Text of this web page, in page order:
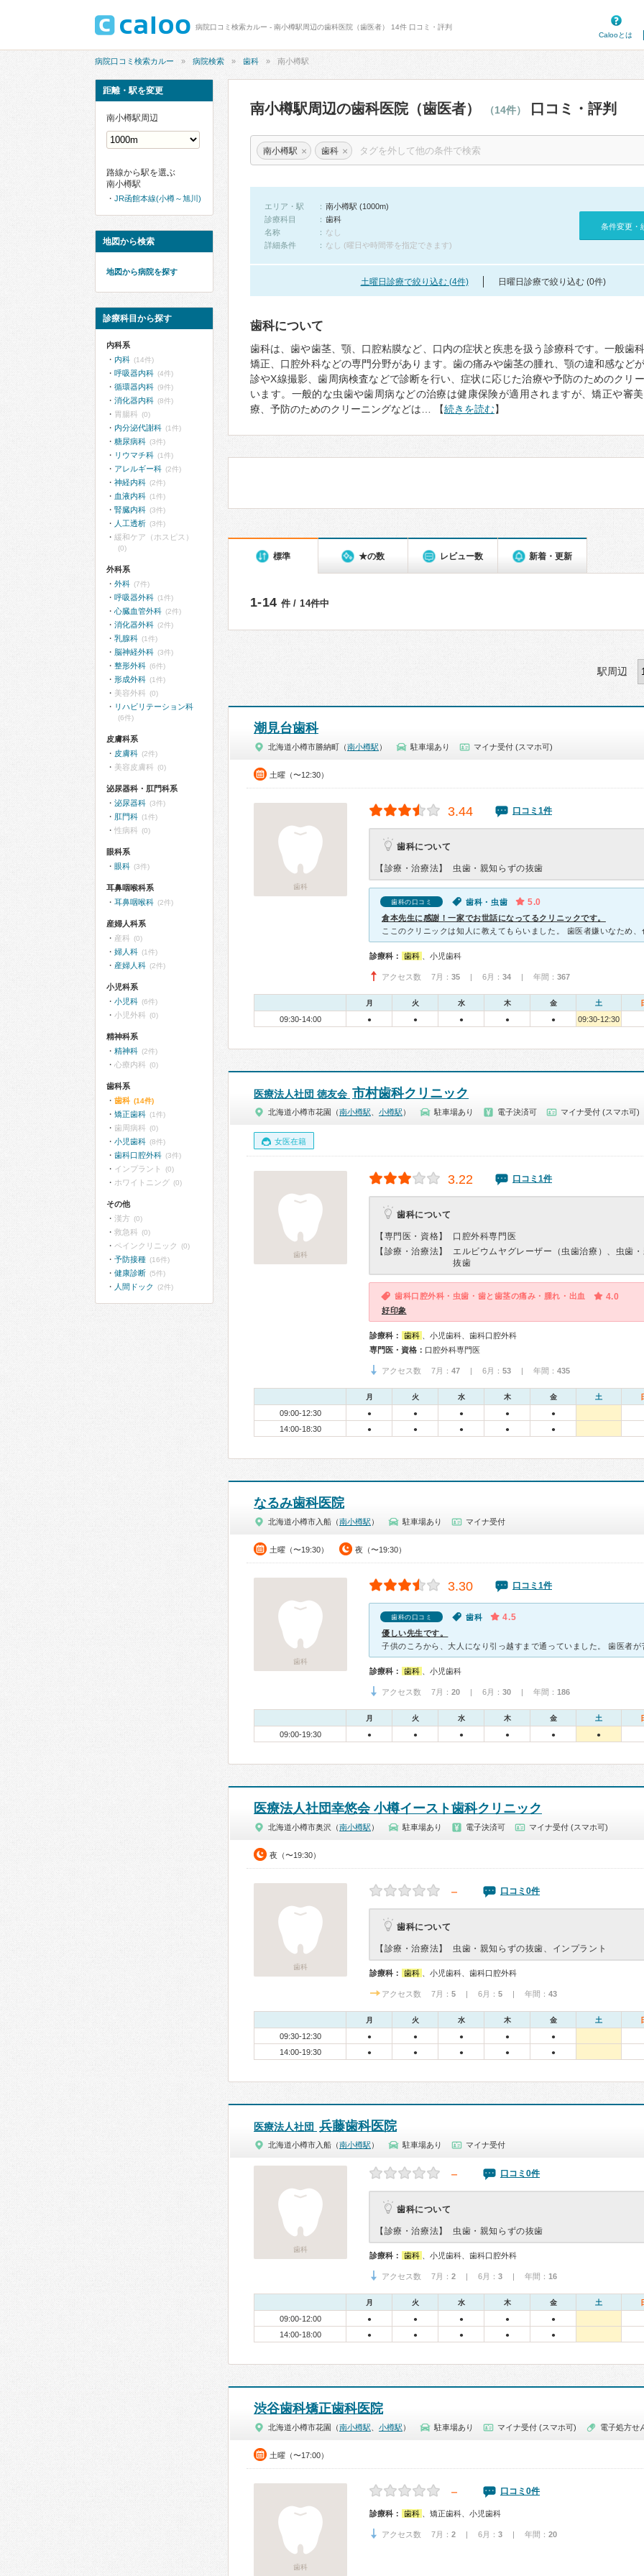
病院口コミ検索カルー - 南小樽駅周辺の歯科医院（歯医者） 14件 口コミ・評判
Calooとは
病院口コミ検索カルー 病院検索 歯科 南小樽駅
南小樽駅周辺の歯科医院（歯医者） （14件） 口コミ・評判
南小樽駅 × 歯科 ×
エリア・駅
南小樽駅 (1000m)
診療科目
歯科
名称
なし
詳細条件
なし (曜日や時間帯を指定できます)
条件変更・
土曜日診療で絞り込む (4件) 日曜日診療で絞り込む (0件)
歯科について
歯科は、歯や歯茎、顎、口腔粘膜など、口内の症状と疾患を扱う診療科です。一般歯
矯正、口腔外科などの専門分野があります。歯の痛みや歯茎の腫れ、顎の違和感など
診やX線撮影、歯周病検査などで診断を行い、症状に応じた治療や予防のためのクリ
います。一般的な虫歯や歯周病などの治療は健康保険が適用されますが、矯正や審
療、予防のためのクリーニングなどは… 【続きを読む】
標準 ★の数 レビュー数 新着・更新
1-14 件 / 14件中
駅周辺
潮見台歯科
北海道小樽市勝納町（南小樽駅 ） 駐車場あり マイナ受付 (スマホ可)
土曜（〜12:30）
歯科
3.44 口コミ1件
歯科について
【診療・治療法】 虫歯・親知らずの抜歯
歯科の口コミ 歯科・虫歯 5.0
倉本先生に感謝！一家でお世話になってるクリニックです。
診療科： 歯科 、小児歯科
アクセス数 7月： 35 | 6月： 34 | 年間： 367
月 火 水 木 金 土
09:30-14:00 ● ● ● ● ● 09:30-12:30
医療法人社団 徳友会 市村歯科クリニック
北海道小樽市花園（南小樽駅 小樽駅 ） 駐車場あり 電子決済可 マイナ受付 (スマホ可)
女医在籍
歯科
3.22 口コミ1件
歯科について
【専門医・資格】
口腔外科専門医
【診療・治療法】
エルビウムヤグレーザー（虫歯治療）、虫歯
抜歯
歯科口腔外科・虫歯・歯と歯茎の痛み・腫れ・出血 4.0
好印象
診療科： 歯科
、小児歯科、歯科口腔外科
専門医・資格： 口腔外科専門医
アクセス数 7月： 47 | 6月： 53 | 年間： 435
月 火 水 木 金 土
09:00-12:30 ● ● ● ● ●
14:00-18:30 ● ● ● ● ●
なるみ歯科医院
北海道小樽市入船（南小樽駅 ） 駐車場あり マイナ受付
土曜（〜19:30） 夜（〜19:30）
歯科
3.30 口コミ1件
歯科の口コミ 歯科 4.5
優しい先生です。
診療科： 歯科 、小児歯科
アクセス数 7月： 20 | 6月： 30 | 年間： 186
月 火 水 木 金 土
09:00-19:30 ● ● ● ● ● ●
医療法人社団幸悠会 小樽イースト歯科クリニック
北海道小樽市奥沢（南小樽駅 ） 駐車場あり 電子決済可 マイナ受付 (スマホ可)
夜（〜19:30）
歯科
－ 口コミ0件
歯科について
【診療・治療法】 虫歯・親知らずの抜歯、インプラント
診療科： 歯科 、小児歯科、歯科口腔外科
アクセス数 7月： 5 | 6月： 5 | 年間： 43
月 火 水 木 金 土
09:30-12:30 ● ● ● ● ●
14:00-19:30 ● ● ● ● ●
医療法人社団 兵藤歯科医院
北海道小樽市入船（南小樽駅 ） 駐車場あり マイナ受付
歯科
－ 口コミ0件
歯科について
【診療・治療法】 虫歯・親知らずの抜歯
診療科： 歯科 、小児歯科、歯科口腔外科
アクセス数 7月： 2 | 6月： 3 | 年間： 16
月 火 水 木 金 土
09:00-12:00 ● ● ● ● ●
14:00-18:00 ● ● ● ● ●
渋谷歯科矯正歯科医院
北海道小樽市花園（南小樽駅 小樽駅 ） 駐車場あり マイナ受付 (スマホ可) 電子処方せ
土曜（〜17:00）
歯科
－ 口コミ0件
診療科： 歯科 、矯正歯科、小児歯科
アクセス数 7月： 2 | 6月： 3 | 年間： 20
距離・駅を変更
南小樽駅周辺
路線から駅を選ぶ
南小樽駅
JR函館本線(小樽～旭川)
地図から検索
地図から病院を探す
診療科目から探す
内科系
内科 (14件)
呼吸器内科 (4件)
循環器内科 (9件)
消化器内科 (8件)
胃腸科 (0)
内分泌代謝科 (1件)
糖尿病科 (3件)
リウマチ科 (1件)
アレルギー科 (2件)
神経内科 (2件)
血液内科 (1件)
腎臓内科 (3件)
人工透析 (3件)
緩和ケア（ホスピス）
(0)
外科系
外科 (7件)
呼吸器外科 (1件)
心臓血管外科 (2件)
消化器外科 (2件)
乳腺科 (1件)
脳神経外科 (3件)
整形外科 (6件)
形成外科 (1件)
美容外科 (0)
リハビリテーション科
(6件)
皮膚科系
皮膚科 (2件)
美容皮膚科 (0)
泌尿器科・肛門科系
泌尿器科 (3件)
肛門科 (1件)
性病科 (0)
眼科系
眼科 (3件)
耳鼻咽喉科系
耳鼻咽喉科 (2件)
産婦人科系
産科 (0)
婦人科 (1件)
産婦人科 (2件)
小児科系
小児科 (6件)
小児外科 (0)
精神科系
精神科 (2件)
心療内科 (0)
歯科系
歯科 (14件)
矯正歯科 (1件)
歯周病科 (0)
小児歯科 (8件)
歯科口腔外科 (3件)
インプラント (0)
ホワイトニング (0)
その他
漢方 (0)
救急科 (0)
ペインクリニック (0)
予防接種 (16件)
健康診断 (5件)
人間ドック (2件)